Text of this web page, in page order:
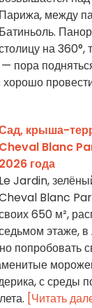
Парижа, между
Батиньоль.
на 360°,
пора
крыша-
Cheval Blanc
2026 года
Le Jardin,
Blanc
650 м²,
этаже, в
попробовать
с среды
[Читать